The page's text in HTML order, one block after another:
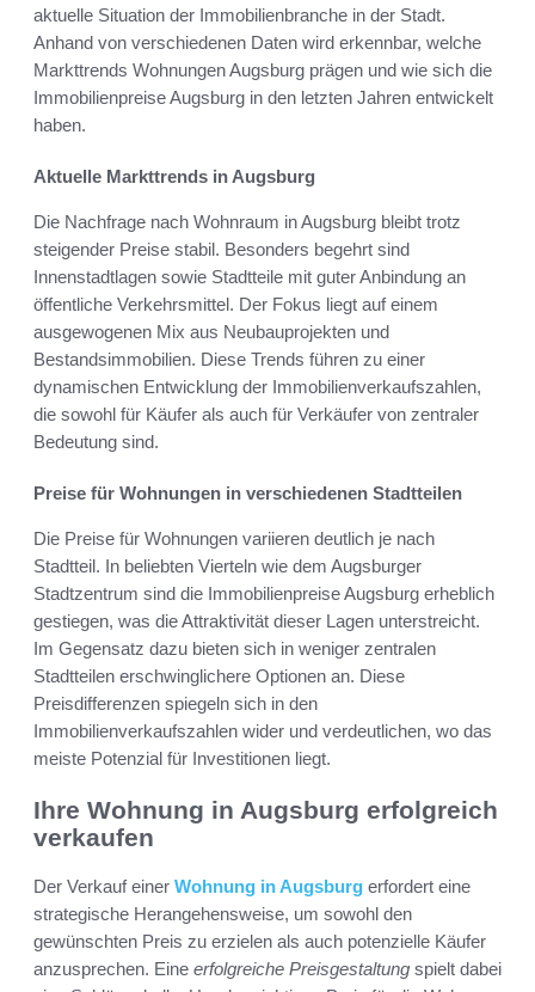
aktuelle Situation der Immobilienbranche in der Stadt.
Anhand von verschiedenen Daten wird erkennbar, welche
Markttrends Wohnungen Augsburg prägen und wie sich die
Immobilienpreise Augsburg in den letzten Jahren entwickelt
haben.
Aktuelle Markttrends in Augsburg
Die Nachfrage nach Wohnraum in Augsburg bleibt trotz
steigender Preise stabil. Besonders begehrt sind
Innenstadtlagen sowie Stadtteile mit guter Anbindung an
öffentliche Verkehrsmittel. Der Fokus liegt auf einem
ausgewogenen Mix aus Neubauprojekten und
Bestandsimmobilien. Diese Trends führen zu einer
dynamischen Entwicklung der Immobilienverkaufszahlen,
die sowohl für Käufer als auch für Verkäufer von zentraler
Bedeutung sind.
Preise für Wohnungen in verschiedenen Stadtteilen
Die Preise für Wohnungen variieren deutlich je nach
Stadtteil. In beliebten Vierteln wie dem Augsburger
Stadtzentrum sind die Immobilienpreise Augsburg erheblich
gestiegen, was die Attraktivität dieser Lagen unterstreicht.
Im Gegensatz dazu bieten sich in weniger zentralen
Stadtteilen erschwinglichere Optionen an. Diese
Preisdifferenzen spiegeln sich in den
Immobilienverkaufszahlen wider und verdeutlichen, wo das
meiste Potenzial für Investitionen liegt.
Ihre Wohnung in Augsburg erfolgreich
verkaufen
Der Verkauf einer Wohnung in Augsburg erfordert eine
strategische Herangehensweise, um sowohl den
gewünschten Preis zu erzielen als auch potenzielle Käufer
anzusprechen. Eine erfolgreiche Preisgestaltung spielt dabei